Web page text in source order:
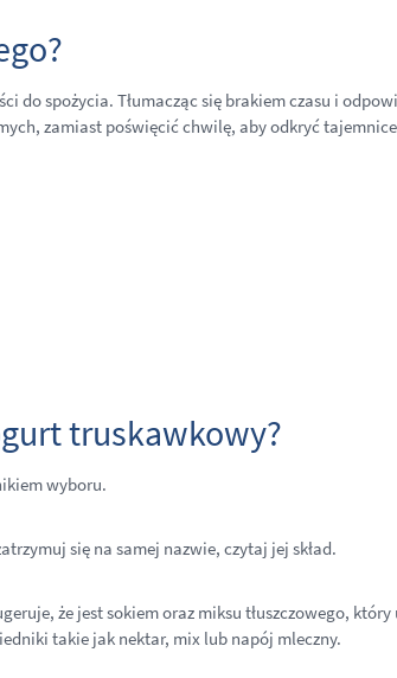
do spożycia. Tłumacząc się brakiem czasu i
zamiast poświęcić chwilę, aby odkryć
truskawkowy?
wyboru.
się na samej nazwie, czytaj jej skład.
że jest sokiem oraz miksu tłuszczowego, który
takie jak nektar, mix lub napój mleczny.